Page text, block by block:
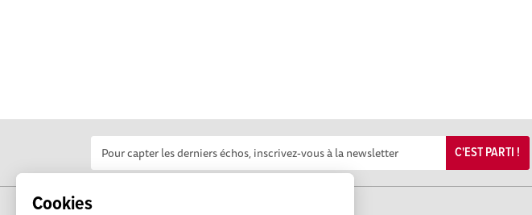
Cookies
C'EST PARTI !